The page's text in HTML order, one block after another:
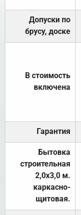
Допуски по
брусу, доске
В стоимость
включена
Гарантия
Бытовка
строительная
2,0х3,0 м.
каркасно-
щитовая.